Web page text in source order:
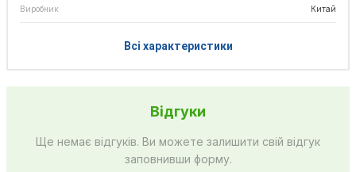
Виробник Китай
Всі характеристики
Відгуки
Ще немає відгуків. Ви можете залишити свій відгук
заповнивши форму.